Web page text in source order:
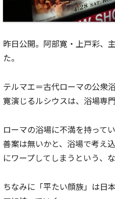
昨日公開。阿部寛・上戸彩、
た。
テルマエ＝古代ローマの公衆
寛演じるルシウスは、浴場専
ローマの浴場に不満を持って
善案は無いかと、浴場で考え
にワープしてしまうという、
ちなみに「平たい顔族」は日